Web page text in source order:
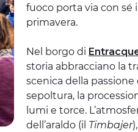
fuoco porta via con sé
primavera.
Nel borgo di
storia abbracciano la
scenica della
sepoltura, la
lumi e torce.
dell’araldo (il Timbajer